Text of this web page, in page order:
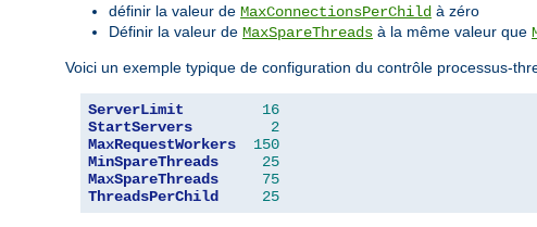
définir la valeur de MaxConnectionsPerChild à zéro
Définir la valeur de MaxSpareThreads à la même valeur que
Voici un exemple typique de configuration du contrôle processus-
ServerLimit
16
StartServers
2
MaxRequestWorkers
150
MinSpareThreads
25
MaxSpareThreads
75
ThreadsPerChild
25